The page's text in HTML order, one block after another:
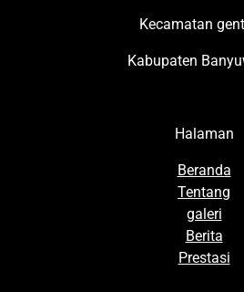
Kecamatan
Kabupaten
Halaman
Beranda
Tentang
galeri
Berita
Prestasi